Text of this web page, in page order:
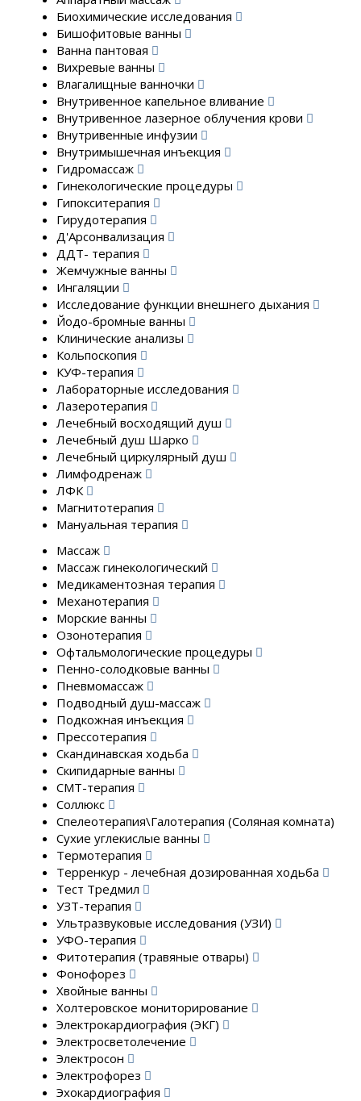
Биохимические исследования
Бишофитовые ванны
Ванна пантовая
Вихревые ванны
Влагалищные ванночки
Внутривенное капельное вливание
Внутривенное лазерное облучения крови
Внутривенные инфузии
Внутримышечная инъекция
Гидромассаж
Гинекологические процедуры
Гипокситерапия
Гирудотерапия
Д'Арсонвализация
ДДТ- терапия
Жемчужные ванны
Ингаляции
Исследование функции внешнего дыхания
Йодо-бромные ванны
Клинические анализы
Кольпоскопия
КУФ-терапия
Лабораторные исследования
Лазеротерапия
Лечебный восходящий душ
Лечебный душ Шарко
Лечебный циркулярный душ
Лимфодренаж
ЛФК
Магнитотерапия
Мануальная терапия
Массаж
Массаж гинекологический
Медикаментозная терапия
Механотерапия
Морские ванны
Озонотерапия
Офтальмологические процедуры
Пенно-солодковые ванны
Пневмомассаж
Подводный душ-массаж
Подкожная инъекция
Прессотерапия
Скандинавская ходьба
Скипидарные ванны
СМТ-терапия
Соллюкс
Спелеотерапия\Галотерапия (Соляная комната)
Сухие углекислые ванны
Термотерапия
Терренкур - лечебная дозированная ходьба
Тест Тредмил
УЗТ-терапия
Ультразвуковые исследования (УЗИ)
УФО-терапия
Фитотерапия (травяные отвары)
Фонофорез
Хвойные ванны
Холтеровское мониторирование
Электрокардиография (ЭКГ)
Электросветолечение
Электросон
Электрофорез
Эхокардиография